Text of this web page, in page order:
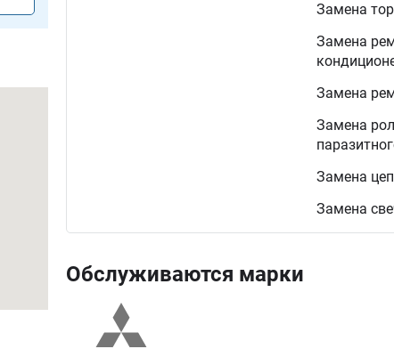
Замена
Замена
Замена
Замена
Замена
Замена
Обслуживаются марки